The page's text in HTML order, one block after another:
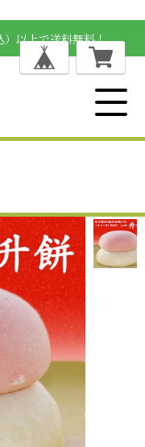
以上で送料無料！